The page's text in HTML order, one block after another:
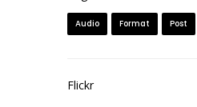
Audio Format Post
Flickr